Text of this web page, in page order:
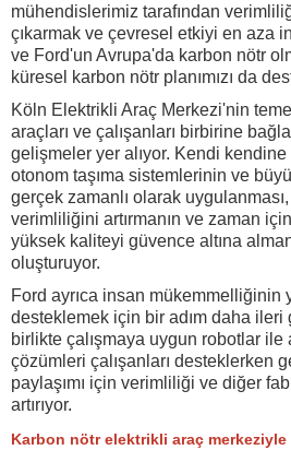
mühendislerimiz tarafından
çıkarmak ve çevresel etkiyi en aza
ve Ford'un Avrupa'da karbon nötr
küresel karbon nötr planımızı da
Köln Elektrikli Araç Merkezi'nin
araçları ve çalışanları birbirine
gelişmeler yer alıyor. Kendi
otonom taşıma sistemlerinin ve
gerçek zamanlı olarak
verimliliğini artırmanın ve zaman
yüksek kaliteyi güvence altına
oluşturuyor.
Ford ayrıca insan mükemmelliğinin
desteklemek için bir adım daha
birlikte çalışmaya uygun robotlar ile
çözümleri çalışanları desteklerken
paylaşımı için verimliliği ve diğer
artırıyor.
Karbon nötr elektrikli araç merkeziyle